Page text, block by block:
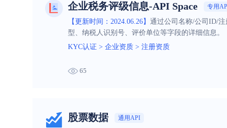
企业税务评级信息-API Space 专用
【更新时间：2024.06.26】 通过公司名称/公司ID/
型、纳税人识别号、评价单位等字段的详细信息。
KYC认证 > 企业资质 > 注册资质
65
股票数据 通用API